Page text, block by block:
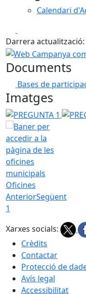
Calendari
Darrera
Web Campanya
Documents
Bases de
Imatges
PREGUNTA 1
Oficines
AnteriorSegüent
1
Xarxes socials:
Crèdits
Contactar
Protecció de
Avís legal
Accessibilitat